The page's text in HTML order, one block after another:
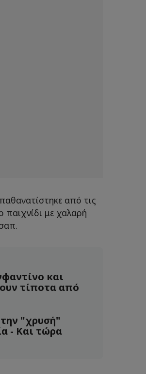
από τις
παιχνίδι με χαλαρή
και
τίποτα από
"χρυσή"
- Και τώρα